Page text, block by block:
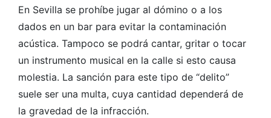
En Sevilla se prohíbe jugar al dómino o a los
dados en un bar para evitar la contaminación
acústica. Tampoco se podrá cantar, gritar o tocar
un instrumento musical en la calle si esto causa
molestia. La sanción para este tipo de “delito”
suele ser una multa, cuya cantidad dependerá de
la gravedad de la infracción.